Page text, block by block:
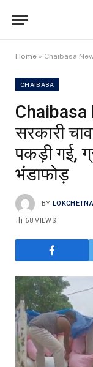
Home » Chaibasa News: महिला
CHAIBASA
Chaibasa
सरकारी
पकड़ी गई,
भंडाफोड़
BY LOKCHETNA
68VIEWS